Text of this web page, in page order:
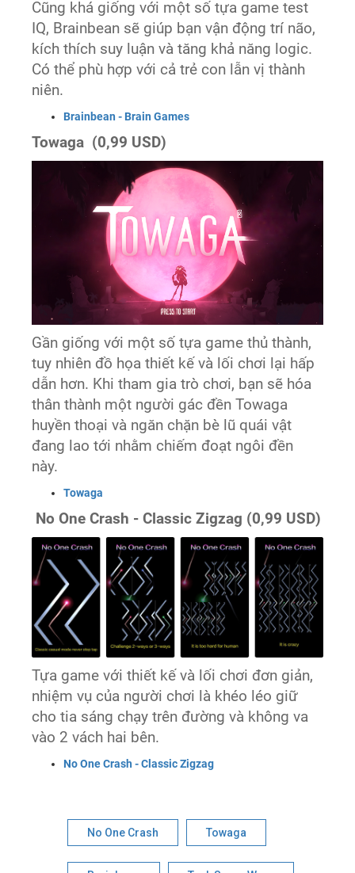
Cũng khá giống với một số tựa game test
IQ, Brainbean sẽ giúp bạn vận động trí não,
kích thích suy luận và tăng khả năng logic.
Có thể phù hợp với cả trẻ con lẫn vị thành
niên.
‎Brainbean - Brain Games
Towaga (0,99 USD)
Gần giống với một số tựa game thủ thành,
tuy nhiên đồ họa thiết kế và lối chơi lại hấp
dẫn hơn. Khi tham gia trò chơi, bạn sẽ hóa
thân thành một người gác đền Towaga
huyền thoại và ngăn chặn bè lũ quái vật
đang lao tới nhằm chiếm đoạt ngôi đền
này.
‎Towaga
No One Crash - Classic Zigzag (0,99 USD)
Tựa game với thiết kế và lối chơi đơn giản,
nhiệm vụ của người chơi là khéo léo giữ
cho tia sáng chạy trên đường và không va
vào 2 vách hai bên.
‎No One Crash - Classic Zigzag
No One Crash Towaga